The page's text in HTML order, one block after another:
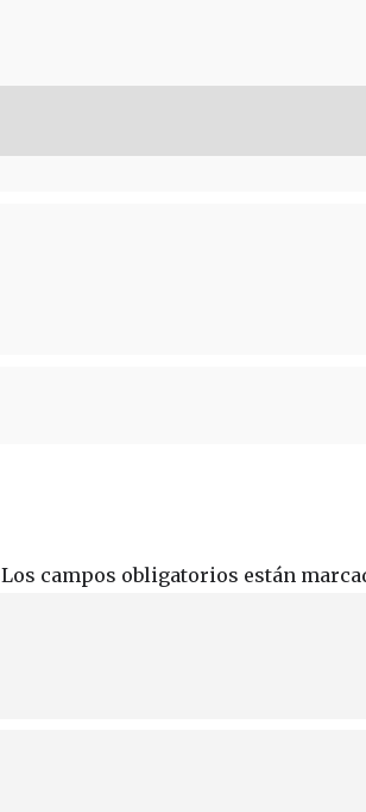
Los campos obligatorios están